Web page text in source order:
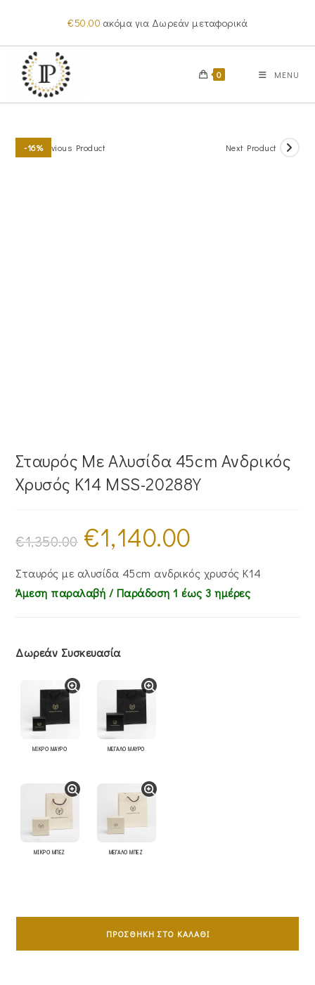
content
€50.00 ακόμα για Δωρεάν μεταφορικά
0 MENU
-16%Previous Product Next Product
Σταυρός Mε Aλυσίδα 45cm Ανδρικός
Χρυσός Κ14 MSS-20288Y
€1,350.00
Original
price
was:
€1,140.00
€1,140.00.
Σταυρός με αλυσίδα 45cm ανδρικός χρυσός Κ14
Άμεση παραλαβή / Παράδoση 1 έως 3 ημέρες
Δωρεάν Συσκευασία
ΜΙΚΡΟ ΜΑΥΡΟ ΜΕΓΑΛΟ ΜΑΥΡΟ
ΜΙΚΡΟ ΜΠΕΖ ΜΕΓΑΛΟ ΜΠΕΖ
Σταυρός
Aλυσίδα
ΠΡΟΣΘΉΚΗ ΣΤΟ ΚΑΛΆΘΙ